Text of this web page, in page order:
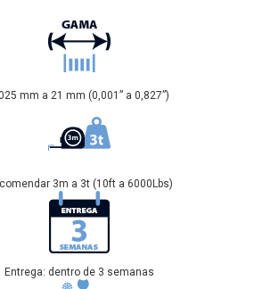
mm a 21 mm (0,001” a 0,827”)
3m a 3t (10ft a 6000Lbs)
Entrega: dentro de 3 semanas